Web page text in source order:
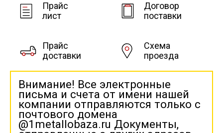
Прайс
лист
Договор
поставки
Прайс
доставки
Схема
проезда
Внимание! Все электронные
письма и счета от имени нашей
компании отправляются только с
почтового домена
@1metallobaza.ru Документы,